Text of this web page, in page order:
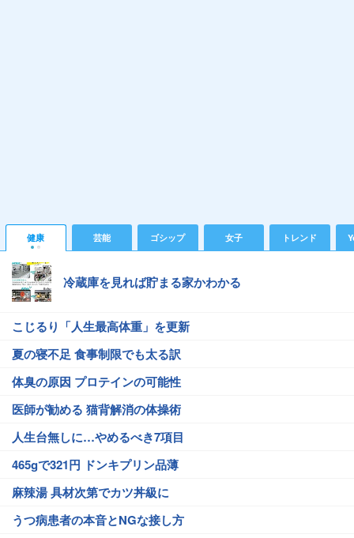
健康 芸能 ゴシップ 女子 トレンド
冷蔵庫を見れば貯まる家かわかる
こじるり「人生最高体重」を更新
夏の寝不足 食事制限でも太る訳
体臭の原因 プロテインの可能性
医師が勧める 猫背解消の体操術
人生台無しに…やめるべき7項目
465gで321円 ドンキプリン品薄
麻辣湯 具材次第でカツ丼級に
うつ病患者の本音とNGな接し方